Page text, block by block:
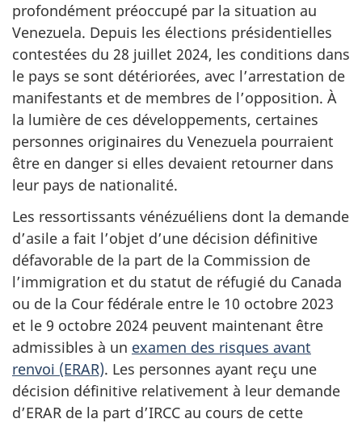
profondément préoccupé par la situation au
Venezuela. Depuis les élections présidentielles
contestées du 28 juillet 2024, les conditions dans
le pays se sont détériorées, avec l’arrestation de
manifestants et de membres de l’opposition. À
la lumière de ces développements, certaines
personnes originaires du Venezuela pourraient
être en danger si elles devaient retourner dans
leur pays de nationalité.
Les ressortissants vénézuéliens dont la demande
d’asile a fait l’objet d’une décision définitive
défavorable de la part de la Commission de
l’immigration et du statut de réfugié du Canada
ou de la Cour fédérale entre le 10 octobre 2023
et le 9 octobre 2024 peuvent maintenant être
admissibles à un examen des risques avant
renvoi (ERAR). Les personnes ayant reçu une
décision définitive relativement à leur demande
d’ERAR de la part d’IRCC au cours de cette